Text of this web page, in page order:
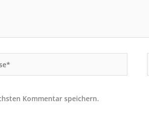
Kommentar speichern.